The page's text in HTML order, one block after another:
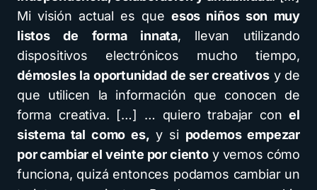
Mi visión actual es que esos niños son muy
listos de forma innata, llevan utilizando
dispositivos electrónicos mucho tiempo,
démosles la oportunidad de ser creativosy de
que utilicen la información que conocen de
forma creativa. […] … quiero trabajar conel
sistema tal como es, y si podemos empezar
por cambiar el veinte por cientoy vemos cómo
funciona, quizá entonces podamos cambiar un